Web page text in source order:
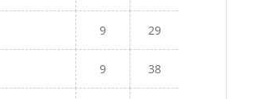
9 29
9 38